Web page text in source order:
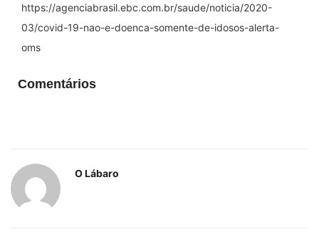
https://agenciabrasil.ebc.com.br/saude/noticia/2020-
03/covid-19-nao-e-doenca-somente-de-idosos-alerta-
oms
Comentários
O Lábaro